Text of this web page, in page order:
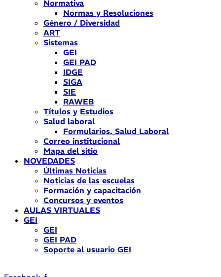
Normativa
Normas y Resoluciones
Género / Diversidad
ART
Sistemas
GEI
GEI PAD
IDGE
SIGA
SIE
RAWEB
Títulos y Estudios
Salud laboral
Formularios. Salud Laboral
Correo institucional
Mapa del sitio
NOVEDADES
Últimas Noticias
Noticias de las escuelas
Formación y capacitación
Concursos y eventos
AULAS VIRTUALES
GEI
GEI
GEI PAD
Soporte al usuario GEI